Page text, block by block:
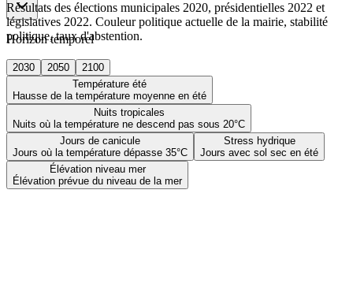
Horizon temporel
2030 2050
2100
Température été
Hausse de la température moyenne en été
Nuits tropicales
Nuits où la température ne descend pas sous 20°C
Jours de canicule
Jours où la température dépasse 35°C
Stress hydrique
Jours avec sol sec en été
Élévation niveau mer
Élévation prévue du niveau de la mer
Résultats des élections municipales 2020, présidentielles 2022 et
législatives 2022. Couleur politique actuelle de la mairie, stabilité
politique, taux d'abstention.